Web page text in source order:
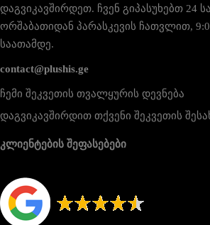
დაგვიკავშირდეთ. ჩვენ გიპასუხებთ 24
ორშაბათიდან პარასკევის ჩათვლით,
საათამდე.
contact@plushis.ge
ჩემი შეკვეთის თვალყურის დევნება
დაგვიკავშირდით თქვენი შეკვეთის
კლიენტების შეფასებები